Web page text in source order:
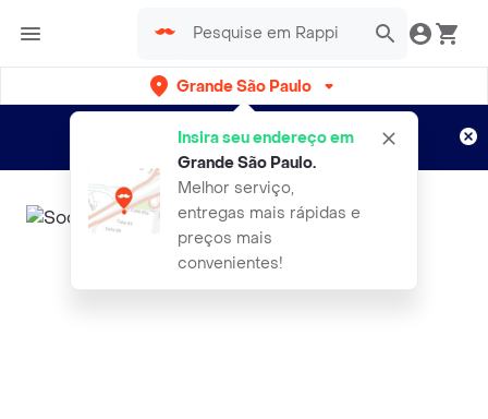
Grande São Paulo
Insira seu endereço em
Grande São Paulo.
Melhor serviço,
entregas mais rápidas e
preços mais
convenientes!
Entregas grátis por 15 dias!
Aplicam T&C